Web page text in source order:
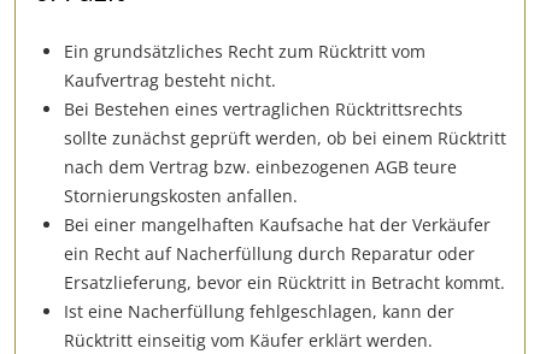
Ein grundsätzliches Recht zum Rücktritt vom
Kaufvertrag besteht nicht.
Bei Bestehen eines vertraglichen Rücktrittsrechts
sollte zunächst geprüft werden, ob bei einem Rücktritt
nach dem Vertrag bzw. einbezogenen AGB teure
Stornierungskosten anfallen.
Bei einer mangelhaften Kaufsache hat der Verkäufer
ein Recht auf Nacherfüllung durch Reparatur oder
Ersatzlieferung, bevor ein Rücktritt in Betracht kommt.
Ist eine Nacherfüllung fehlgeschlagen, kann der
Rücktritt einseitig vom Käufer erklärt werden.